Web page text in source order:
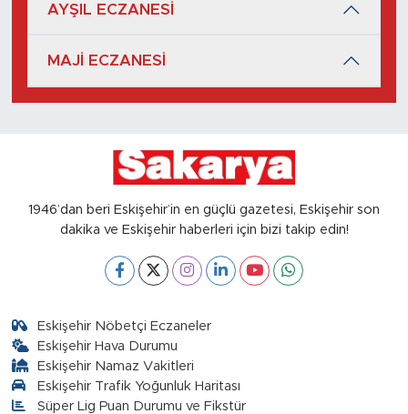
AYŞIL ECZANESİ
MAJİ ECZANESİ
1946’dan beri Eskişehir’in en güçlü gazetesi, Eskişehir son
dakika ve Eskişehir haberleri için bizi takip edin!
Eskişehir Nöbetçi Eczaneler
Eskişehir Hava Durumu
Eskişehir Namaz Vakitleri
Eskişehir Trafik Yoğunluk Haritası
Süper Lig Puan Durumu ve Fikstür